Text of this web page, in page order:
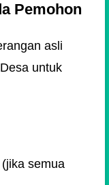
Pemohon
asli
untuk
(jika semua